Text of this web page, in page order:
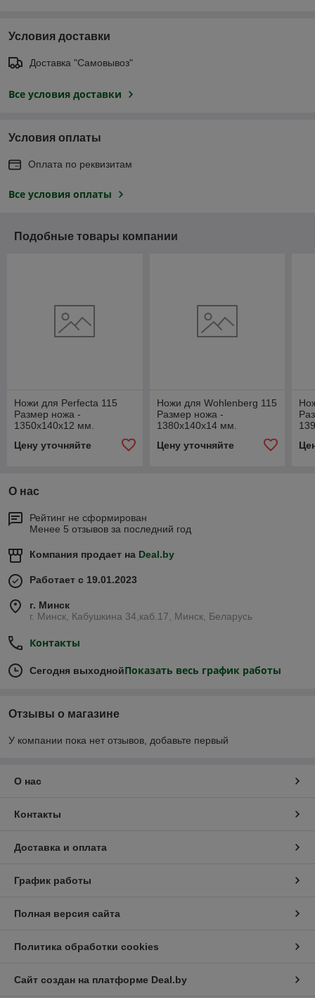
Условия доставки
Доставка "Самовывоз"
Все условия доставки
Условия оплаты
Оплата по реквизитам
Все условия оплаты
Подобные товары компании
Ножи для Perfecta 115
Размер ножа -
1350х140х12 мм.
Цену уточняйте
Ножи для Wohlenberg 115
Размер ножа -
1380х140х14 мм.
Цену уточняйте
О нас
Рейтинг не сформирован
Менее 5 отзывов за последний год
Компания продает на Deal.by
Работает с 19.01.2023
г. Минск
г. Минск, Кабушкина 34,каб.17, Минск, Беларусь
Контакты
Сегодня выходнойПоказать весь график работы
Отзывы о магазине
У компании пока нет отзывов, добавьте первый
О нас
Контакты
Доставка и оплата
График работы
Полная версия сайта
Политика обработки cookies
Сайт создан на платформе Deal.by